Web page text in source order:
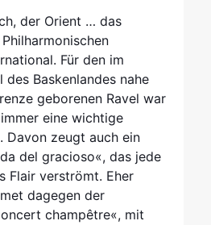
der Orient … das
Für den im
des Baskenlandes nahe
geborenen Ravel war
eine wichtige
Davon zeugt auch ein
del gracioso«, das jede
Flair verströmt. Eher
dagegen der
champêtre«, mit